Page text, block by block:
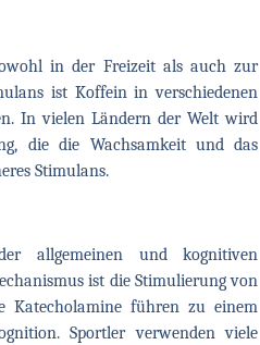
in der Freizeit als auch zur
ist Koffein in verschiedenen
In vielen Ländern der Welt wird
die die Wachsamkeit und das
Stimulans.
allgemeinen und kognitiven
ist die Stimulierung von
Katecholamine führen zu einem
Sportler verwenden viele